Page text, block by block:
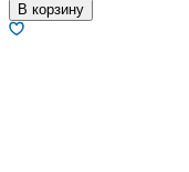
В корзину